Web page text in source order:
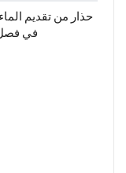
حذار من تقديم
في